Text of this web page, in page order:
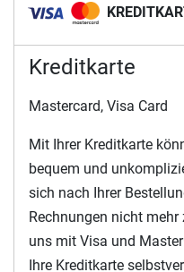
Kreditkarte
Mastercard, Visa Card
Mit Ihrer Kreditkarte
bequem und
sich nach Ihrer
Rechnungen nicht
uns mit Visa und
Ihre Kreditkarte